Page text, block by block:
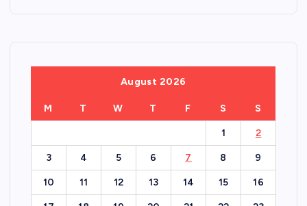
August 2026
M T W T F S S
1 2
3 4 5 6 7 8 9
10 11 12 13 14 15 16